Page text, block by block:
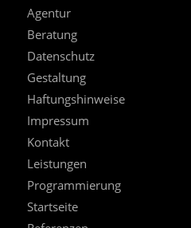
Agentur
Beratung
Datenschutz
Gestaltung
Haftungshinweise
Impressum
Kontakt
Leistungen
Programmierung
Startseite